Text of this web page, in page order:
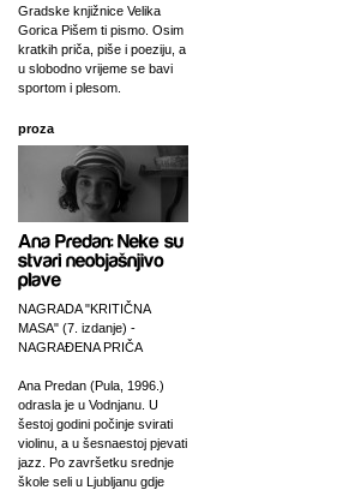
Gradske knjižnice Velika
Gorica Pišem ti pismo. Osim
kratkih priča, piše i poeziju, a
u slobodno vrijeme se bavi
sportom i plesom.
proza
NAGRADA "KRITIČNA
MASA" (7. izdanje) -
NAGRAĐENA PRIČA
Ana Predan (Pula, 1996.)
odrasla je u Vodnjanu. U
šestoj godini počinje svirati
violinu, a u šesnaestoj pjevati
jazz. Po završetku srednje
škole seli u Ljubljanu gdje